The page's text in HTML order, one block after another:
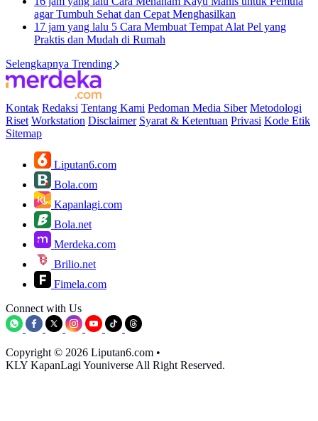
agar Tumbuh Sehat dan Cepat Menghasilkan
17 jam yang lalu 5 Cara Membuat Tempat Alat Pel yang
Praktis dan Mudah di Rumah
Selengkapnya Trending
Kontak Redaksi Tentang Kami Pedoman Media Siber Metodologi
Riset Workstation Disclaimer Syarat & Ketentuan Privasi Kode Etik
Sitemap
Liputan6.com
Bola.com
Kapanlagi.com
Bola.net
Merdeka.com
Brilio.net
Fimela.com
Connect with Us
Copyright © 2026 Liputan6.com •
KLY KapanLagi Youniverse All Right Reserved.